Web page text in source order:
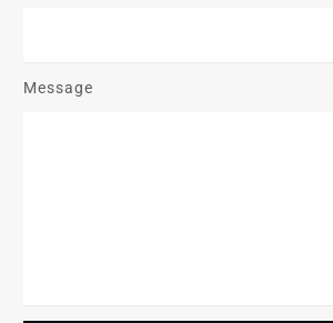
Message